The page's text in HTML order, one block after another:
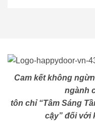
Cam kết không
ngành
tôn chỉ “Tâm Sáng
cậy” đối với